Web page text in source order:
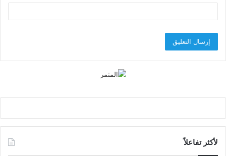
لأكثر تفاعلاً